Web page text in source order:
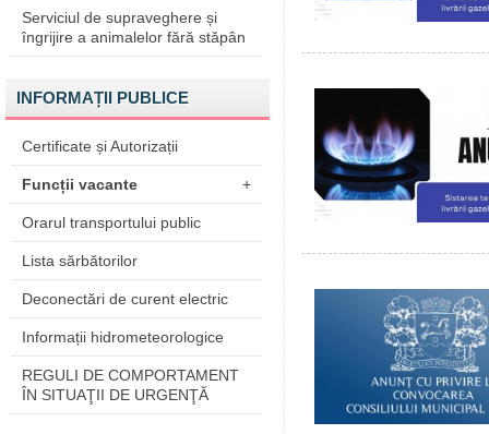
Serviciul de supraveghere și
îngrijire a animalelor fără stăpân
INFORMAȚII PUBLICE
Certificate și Autorizații
Funcții vacante +
Orarul transportului public
Lista sărbătorilor
Deconectări de curent electric
Informații hidrometeorologice
REGULI DE COMPORTAMENT
ÎN SITUAŢII DE URGENŢĂ